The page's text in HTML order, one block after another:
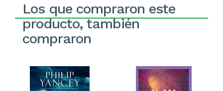
Los que compraron este
producto, también
compraron